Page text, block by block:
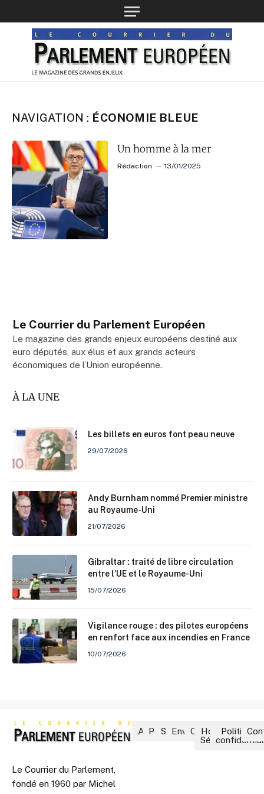
NAVIGATION : ÉCONOMIE BLEUE
Un homme à la mer
Rédaction 13/01/2025
Le Courrier du Parlement Européen
Le magazine des grands enjeux européens destiné aux
euro députés, aux élus et aux grands acteurs
économiques de l’Union européenne.
À LA UNE
Les billets en euros font peau neuve
29/07/2026
Andy Burnham nommé Premier ministre
au Royaume-Uni
21/07/2026
Gibraltar : traité de libre circulation
entre l’UE et le Royaume-Uni
15/07/2026
Vigilance rouge : des pilotes européens
en renfort face aux incendies en France
10/07/2026
Le Courrier du Parlement,
fondé en 1960 par Michel
Accueil
Politique
Société
Environnement
CultureHors-
Séries
Politique